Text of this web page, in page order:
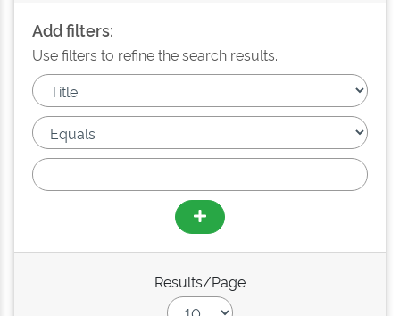
Add filters:
Use filters to refine the search results.
Results/Page